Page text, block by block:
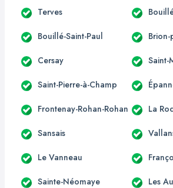
Terves
Bouillé-Saint-Paul
Cersay Saint-
Saint-Pierre-à-Champ
Frontenay-Rohan-Rohan La
Sansais
Le Vanneau
Sainte-Néomaye Les